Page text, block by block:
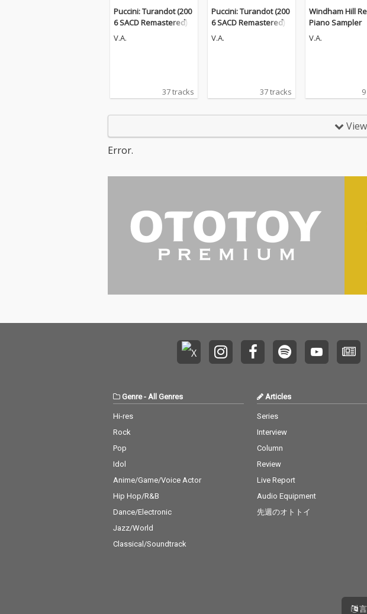
Puccini: Turandot (200
6 SACD Remastered)
V.A.
37 tracks
Puccini: Turandot (200
6 SACD Remastered)
V.A.
37 tracks
Windham Hill
Piano Sampler
V.A.
Error.
Genre- All Genres
Hi-res
Rock
Pop
Idol
Anime/Game/Voice Actor
Hip Hop/R&B
Dance/Electronic
Jazz/World
Classical/Soundtrack
Articles
Series
Interview
Column
Review
Live Report
Audio Equipment
先週のオトトイ